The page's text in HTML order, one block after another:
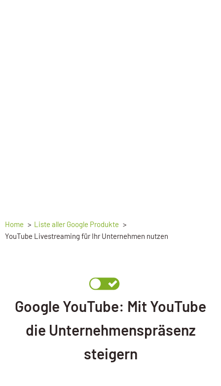
Home
Liste aller Google Produkte
YouTube Livestreaming für Ihr Unternehmen nutzen
Google YouTube: Mit YouTube
die Unternehmenspräsenz
steigern